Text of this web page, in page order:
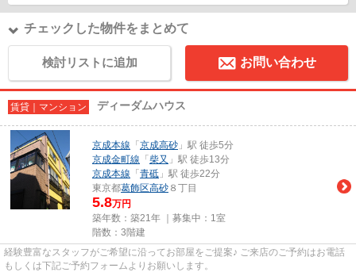
チェックした物件をまとめて
検討リストに追加 お問い合わせ
賃貸｜マンション ディーダムハウス
京成本線 「 京成高砂 」駅 徒歩5分
京成金町線 「 柴又 」駅 徒歩13分
京成本線 「 青砥 」駅 徒歩22分
東京都葛飾区高砂 ８丁目
5.8万円
築年数：築21年 ｜募集中： 1室
階数：3階建
経験豊富なスタッフがご希望に沿ってお部屋をご提案♪ ご来店のご予約はお電話
もしくは下記ご予約フォームよりお願いします。